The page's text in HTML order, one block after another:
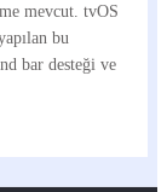
mevcut. tvOS
bu
bar desteği ve